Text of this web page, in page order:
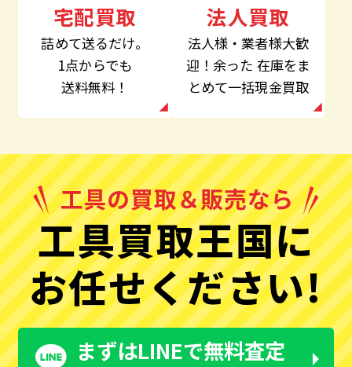
宅配買取
詰めて送るだけ。
1点からでも
送料無料！
法人買取
法人様・業者様大歓
迎！余った 在庫をま
とめて一括現金買取
工具買取王国に
お任せください!
まずはLINEで無料査定